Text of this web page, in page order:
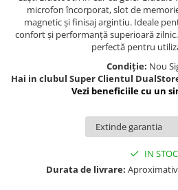
microfon încorporat, slot de
magnetic și finisaj argintiu. Ideale
confort și performanță superioară
perfectă pentru
Condiție: Nou
Hai in clubul Super Clientul
Vezi beneficiile cu un
IN STOC
Durata de livrare: